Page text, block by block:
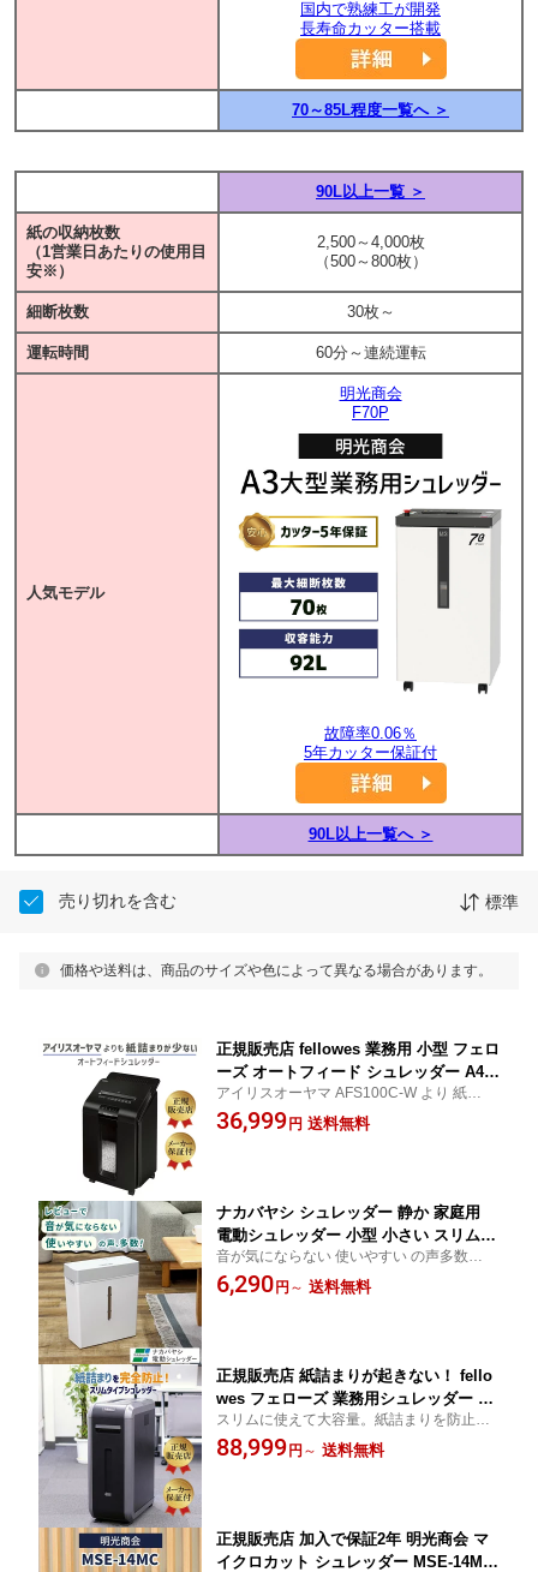
国内で熟練工が開発
長寿命カッター搭載
70～85L程度一覧へ ＞
90L以上一覧 ＞
紙の収納枚数
（1営業日あたりの使用目
安※）
2,500～4,000枚
（500～800枚）
細断枚数 30枚～
運転時間 60分～連続運転
人気モデル
明光商会
F70P
故障率0.06％
5年カッター保証付
90L以上一覧へ ＞
売り切れを含む 標準
価格や送料は、商品のサイズや色によって異なる場合があります。
正規販売店 fellowes 業務用 小型 フェロ
ーズ オートフィード シュレッダー A4 1
00枚 まとめて 自動 細断 クロスカット
ホッチキス クリップ ICチップ付きクレ
アイリスオーヤマ AFS100C-W より 紙詰ま
り が少ない！ 便利 な オートフィードシュ
レッダー 性能 比較あり
36,999円 送料無料
ナカバヤシ シュレッダー 静か 家庭用
電動シュレッダー 小型 小さい スリム A
4 ホチキス はがき パーソナルシュレッ
ダ NSE-SC01GY 紙詰まり が少ないと
音が気にならない 使いやすい の声多数。業
務用シュレッダー で 人気 の ナカバヤシ か
ら出た シンプル ライトグレー パーソナル
6,290円 ～ 送料無料
正規販売店 紙詰まりが起きない！ fello
wes フェローズ 業務用シュレッダー パ
ワーシュレッド 125Ci-2 FE-4614001 ス
リム ホチキス クリップ CD DVD ICチッ
スリムに使えて大容量。紙詰まりを防止で
きるので、オフィスで共用しても安心。
88,999円 ～ 送料無料
正規販売店 加入で保証2年 明光商会 マ
イクロカット シュレッダー MSE-14MC